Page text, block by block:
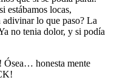
estábamos locas,
lo que paso? La
no tenia dolor, y si podía
honesta mente